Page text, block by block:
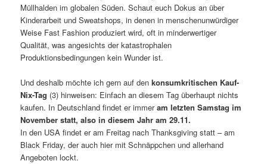
Müllhalden im globalen Süden. Schaut euch Dokus an über
Kinderarbeit und Sweatshops, in denen in menschenunwürdiger
Weise Fast Fashion produziert wird, oft in minderwertiger
Qualität, was angesichts der katastrophalen
Produktionsbedingungen kein Wunder ist.
Und deshalb möchte ich gern auf denkonsumkritischen Kauf-
Nix-Tag (3) hinweisen: Einfach an diesem Tag überhaupt nichts
kaufen. In Deutschland findet er immeram letzten Samstag im
November statt, also in diesem Jahr am 29.11.
In den USA findet er am Freitag nach Thanksgiving statt – am
Black Friday, der auch hier mit Schnäppchen und allerhand
Angeboten lockt.